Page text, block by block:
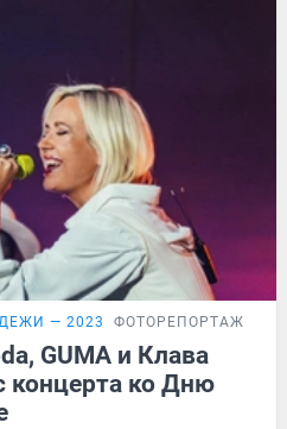
— 2023 ФОТОРЕПОРТАЖ
GUMA и Клава
концерта ко Дню